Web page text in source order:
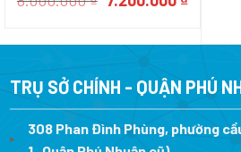
8.000.000 ₫.là:
TRỤ SỞ CHÍNH - QUẬN PHÚ
308 Phan Đình Phùng, phường